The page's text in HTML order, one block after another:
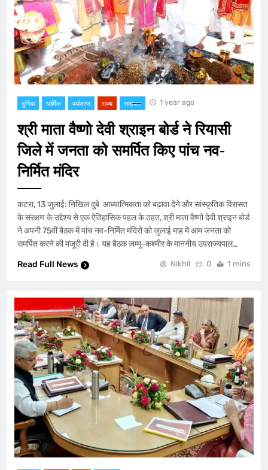
दुनिया धार्मिक पर्यावरण राज्य समाचार 1 year ago
श्री माता वैष्णो देवी श्राइन बोर्ड ने रियासी
जिले में जनता को समर्पित किए पांच नव-
निर्मित मंदिर
कटरा, 13 जुलाई: निखिल दुबे आध्यात्मिकता को बढ़ावा देने और सांस्कृतिक विरासत
के संरक्षण के उद्देश्य से एक ऐतिहासिक पहल के तहत, श्री माता वैष्णो देवी श्राइन बोर्ड
ने अपनी 75वीं बैठक में पांच नव-निर्मित मंदिरों को जुलाई माह में आम जनता को
समर्पित करने की मंजूरी दी है। यह बैठक जम्मू-कश्मीर के माननीय उपराज्यपाल…
Read Full News
Nikhil 0 1 mins